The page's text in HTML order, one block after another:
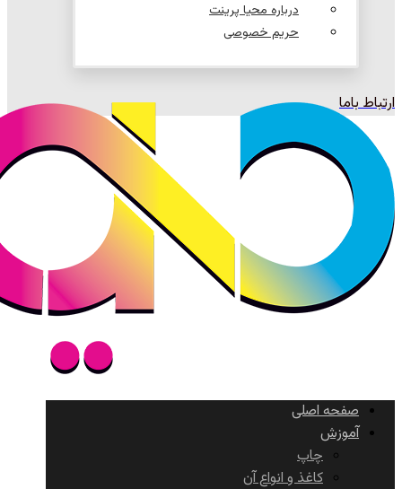
درباره محیا پرینت
حریم خصوصی
ارتباط باما
صفحه اصلی
آموزش
چاپ
کاغذ و انواع آن